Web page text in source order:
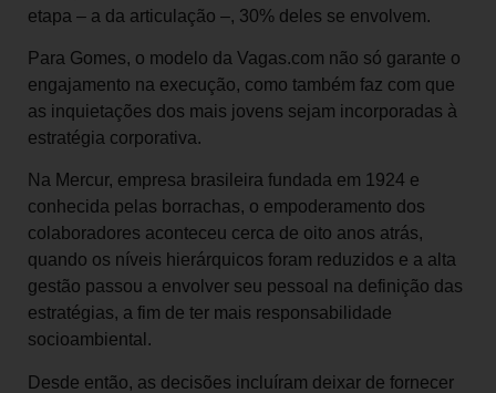
etapa – a da articulação –, 30% deles se envolvem.
Para Gomes, o modelo da Vagas.com não só garante o
engajamento na execução, como também faz com que
as inquietações dos mais jovens sejam incorporadas à
estratégia corporativa.
Na Mercur, empresa brasileira fundada em 1924 e
conhecida pelas borrachas, o empoderamento dos
colaboradores aconteceu cerca de oito anos atrás,
quando os níveis hierárquicos foram reduzidos e a alta
gestão passou a envolver seu pessoal na definição das
estratégias, a fim de ter mais responsabilidade
socioambiental.
Desde então, as decisões incluíram deixar de fornecer